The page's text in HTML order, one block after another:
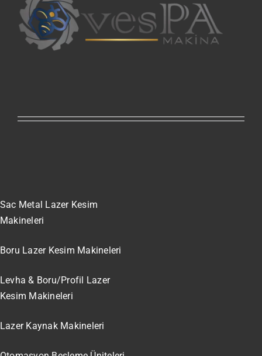
Sac Metal Lazer Kesim
Makineleri
Boru Lazer Kesim Makineleri
Levha & Boru/Profil Lazer
Kesim Makineleri
Lazer Kaynak Makineleri